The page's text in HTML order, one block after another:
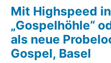
Mit Highspeed
„Gospelhöhle“
als neue
Gospel, Basel